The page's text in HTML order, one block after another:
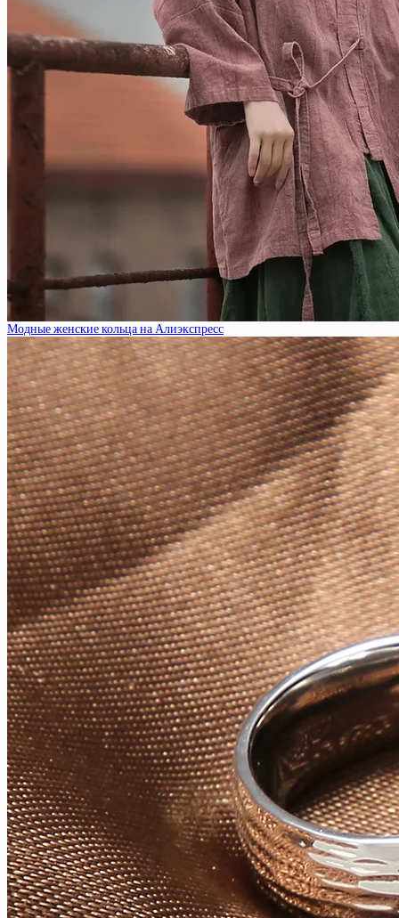
Модные женские кольца на Алиэкспресс